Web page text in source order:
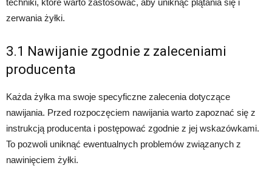
zerwania żyłki.
3.1 Nawijanie zgodnie z zaleceniami
producenta
Każda żyłka ma swoje specyficzne zalecenia dotyczące
nawijania. Przed rozpoczęciem nawijania warto zapoznać się z
instrukcją producenta i postępować zgodnie z jej wskazówkami.
To pozwoli uniknąć ewentualnych problemów związanych z
nawinięciem żyłki.